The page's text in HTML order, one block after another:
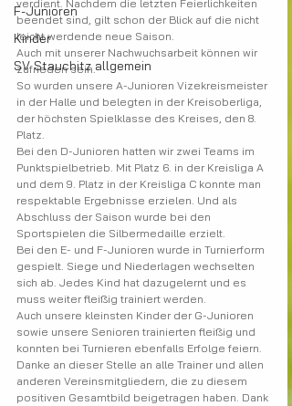
F-Junioren
Kinder
SV Stauchitz allgemein
verdient. Nachdem die letzten Feierlichkeiten
beendet sind, gilt schon der Blick auf die nicht
leicht werdende neue Saison.
Auch mit unserer Nachwuchsarbeit können wir
zufrieden sein.
So wurden unsere A-Junioren Vizekreismeister
in der Halle und belegten in der Kreisoberliga,
der höchsten Spielklasse des Kreises, den 8.
Platz.
Bei den D-Junioren hatten wir zwei Teams im
Punktspielbetrieb. Mit Platz 6. in der Kreisliga A
und dem 9. Platz in der Kreisliga C konnte man
respektable Ergebnisse erzielen. Und als
Abschluss der Saison wurde bei den
Sportspielen die Silbermedaille erzielt.
Bei den E- und F-Junioren wurde in Turnierform
gespielt. Siege und Niederlagen wechselten
sich ab. Jedes Kind hat dazugelernt und es
muss weiter fleißig trainiert werden.
Auch unsere kleinsten Kinder der G-Junioren
sowie unsere Senioren trainierten fleißig und
konnten bei Turnieren ebenfalls Erfolge feiern.
Danke an dieser Stelle an alle Trainer und allen
anderen Vereinsmitgliedern, die zu diesem
positiven Gesamtbild beigetragen haben. Dank